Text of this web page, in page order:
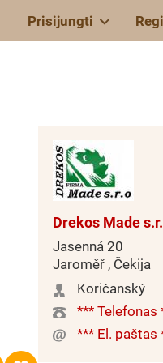
Prisijungti
Drekos Made
Jasenná 20
Jaroměř , Čekija
Koričanský
*** Telefonas
*** El. paštas